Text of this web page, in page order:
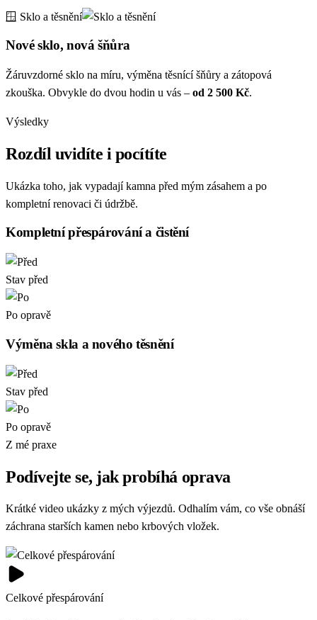
🪟 Sklo a těsnění
Nové sklo, nová šňůra
Žáruvzdorné sklo na míru, výměna těsnící šňůry a zátopová
zkouška. Obvykle do dvou hodin u vás – od 2 500 Kč.
Výsledky
Rozdíl uvidíte i pocítíte
Ukázka toho, jak vypadají kamna před mým zásahem a po
kompletní renovaci či údržbě.
Kompletní přespárování a čistění
Stav před
Po opravě
Výměna skla a nového těsnění
Stav před
Po opravě
Z mé praxe
Podívejte se, jak probíhá oprava
Krátké video ukázky z mých výjezdů. Odhalím vám, co vše obnáší
záchrana starších kamen nebo krbových vložek.
Celkové přespárování